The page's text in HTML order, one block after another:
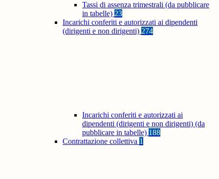
Tassi di assenza trimestrali (da pubblicare
in tabelle) 23
Incarichi conferiti e autorizzati ai dipendenti
(dirigenti e non dirigenti) 274
Incarichi conferiti e autorizzati ai
dipendenti (dirigenti e non dirigenti) (da
pubblicare in tabelle) 188
Contrattazione collettiva 1